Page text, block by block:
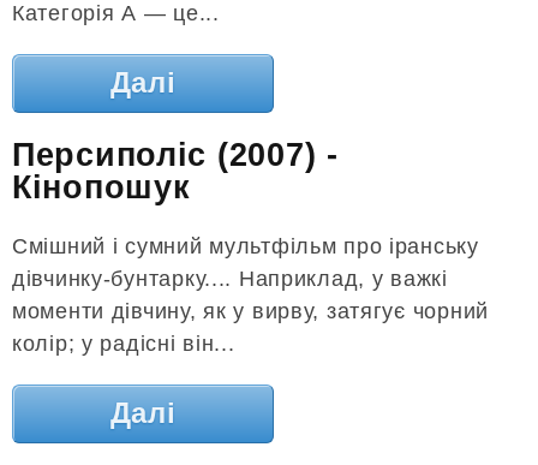
Категорія А — це...
Далі
Персиполіс (2007) -
Кінопошук
Смішний і сумний мультфільм про іранську
дівчинку-бунтарку.... Наприклад, у важкі
моменти дівчину, як у вирву, затягує чорний
колір; у радісні він...
Далі